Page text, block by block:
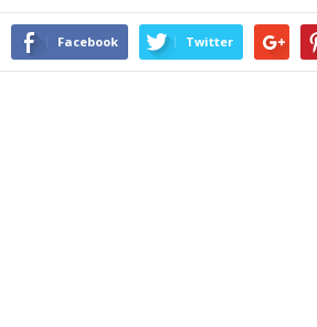
Facebook Twitter